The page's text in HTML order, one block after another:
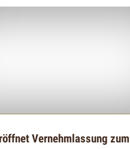
Vernehmlassung zum